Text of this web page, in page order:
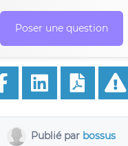
Poser une question
Publié par bossus